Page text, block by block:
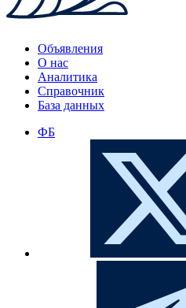
Объявления
О нас
Аналитика
Справочник
База данных
ФБ